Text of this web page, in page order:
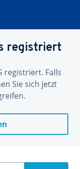
registriert
registriert. Falls
Sie sich jetzt